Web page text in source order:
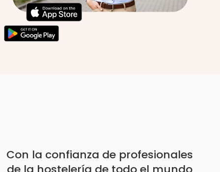
Con la confianza de profesionales